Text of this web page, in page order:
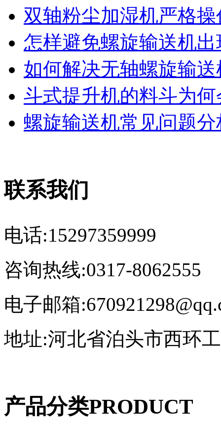
双轴粉尘加湿机严格操
怎样避免螺旋输送机
如何解决无轴螺旋输
斗式提升机的料斗为
螺旋输送机常见问题
联系我们
电话:15297359999
咨询热线:0317-8062555
电子邮箱
地址:河北省泊头市西环
产品分类PRODUCT